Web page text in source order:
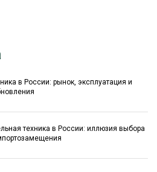
в России: рынок, эксплуатация и
техника в России: иллюзия выбора